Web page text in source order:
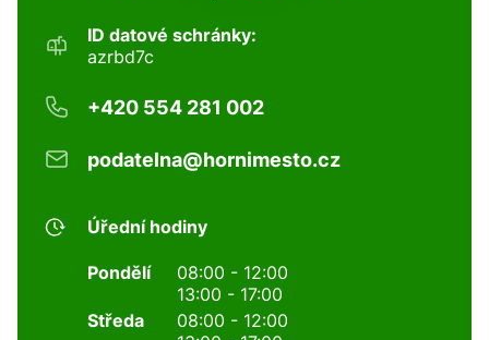
ID datové schránky:
azrbd7c
+420 554 281 002
podatelna@hornimesto.cz
Úřední hodiny
Pondělí
08:00 - 12:00
13:00 - 17:00
Středa
08:00 - 12:00